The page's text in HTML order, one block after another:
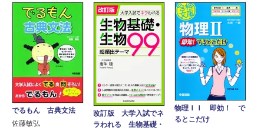
でるもん 古典文法
佐藤敏弘
改訂版 大学入試でネ
ラわれる 生物基礎・
物理ＩＩ 即効！ で
るとこだけ